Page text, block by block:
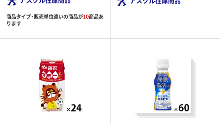
商品タイプ・販売単位違いの商品が10商品あ
ります